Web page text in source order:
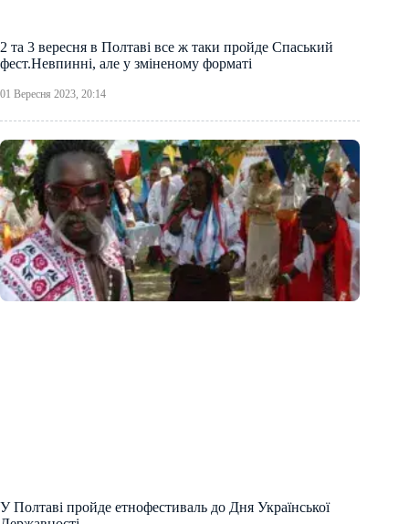
2 та 3 вересня в Полтаві все ж таки пройде Спаський
фест.Невпинні, але у зміненому форматі
01 Вересня 2023, 20:14
У Полтаві пройде етнофестиваль до Дня Української